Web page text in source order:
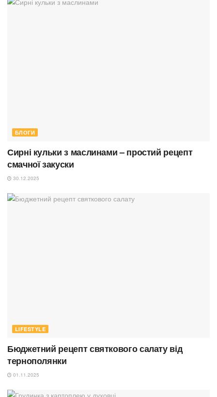
БЛОГИ
Сирні кульки з маслинами – простий рецепт
смачної закуски
30.12.2025
LIFESTYLE
Бюджетний рецепт святкового салату від
тернополянки
01.11.2025